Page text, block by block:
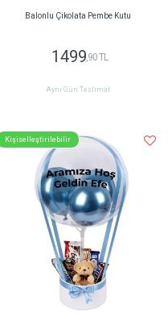
Balonlu Çikolata Pembe Kutu
1499 ,90 TL
Aynı Gün Teslimat
Kişiselleştirilebilir